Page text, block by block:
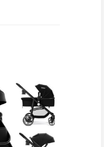
Ajouter
à la
liste de
souhaits